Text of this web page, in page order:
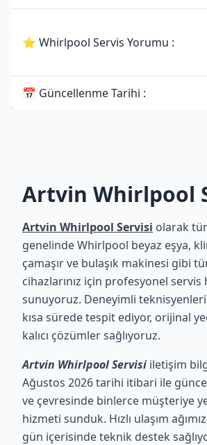
⭐ Whirlpool Servis Yorumu :
📅 Güncellenme Tarihi :
Artvin Whirlpool
Artvin Whirlpool Servisi olarak
genelinde Whirlpool beyaz eşya,
çamaşır ve bulaşık makinesi gibi
cihazlarınız için profesyonel servis
sunuyoruz. Deneyimli
kısa sürede tespit ediyor, orijinal
kalıcı çözümler sağlıyoruz.
Artvin Whirlpool Servisi iletişim
Ağustos 2026 tarihi itibari ile
ve çevresinde binlerce müşteriye
hizmeti sunduk. Hızlı ulaşım
gün içerisinde teknik destek